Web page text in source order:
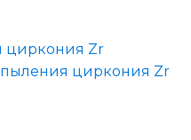
циркония Zr